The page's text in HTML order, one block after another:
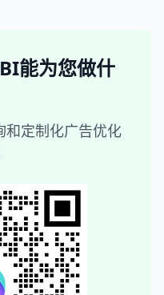
能为您做什
和定制化广告优化